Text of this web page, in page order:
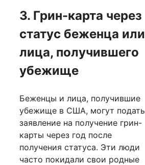
3. Грин-карта через
статус беженца или
лица, получившего
убежище
Беженцы и лица, получившие
убежище в США, могут подать
заявление на получение грин-
карты через год после
получения статуса. Эти люди
часто покидали свои родные